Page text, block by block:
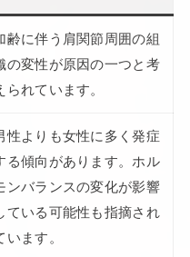
齢に伴う肩関節周囲の組
の変性が原因の一つと考
られています。
性よりも女性に多く発症
る傾向があります。ホル
ンバランスの変化が影響
ている可能性も指摘され
います。